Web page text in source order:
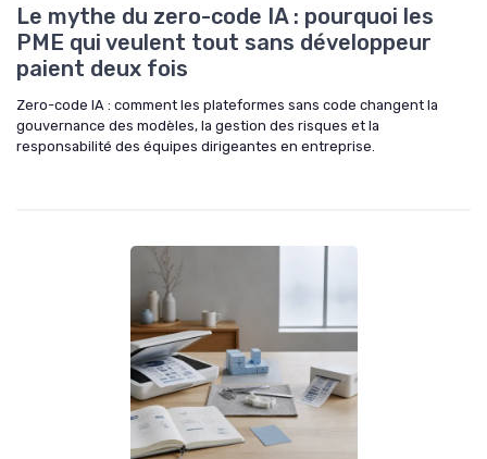
Le mythe du zero-code IA : pourquoi les
PME qui veulent tout sans développeur
paient deux fois
Zero-code IA : comment les plateformes sans code changent la
gouvernance des modèles, la gestion des risques et la
responsabilité des équipes dirigeantes en entreprise.